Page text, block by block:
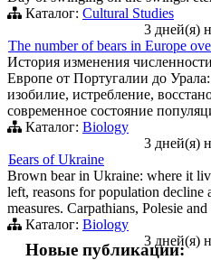
Каталог: Cultural Studies
3 дней(я)
The number of bears in Europe
История изменения
Европе от Португалии до Урала:
изобилие, истребление,
современное состояние
Каталог: Biology
3 дней(я)
Бears of Ukraine
Brown bear in Ukraine: where it
left, reasons for population decline
measures. Carpathians, Polesie
Каталог: Biology
3 дней(я)
Новые публикации: